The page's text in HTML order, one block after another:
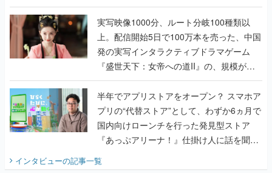
『TATSUJIN EXTREME』で初タッグを組
んだレジェンド2人に訊く開発秘話
実写映像1000分、ルート分岐100種類以
上。配信開始5日で100万本を売った、中国
発の実写インタラクティブドラマゲーム
『盛世天下：女帝への道II』の、規模が違
うこだわりをプロデューサーに聞いた
半年でアプリストアをオープン？ スマホア
プリの“代替ストア”として、わずか6ヵ月で
国内向けローンチを行った発見型ストア
『あっぷアリーナ！』仕掛け人に話を聞い
てみた
インタビューの記事一覧